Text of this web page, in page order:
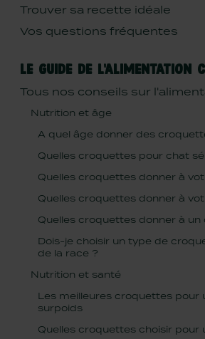
Trouver sa recette idéale
Vos questions fréquentes
LE GUIDE DE L'ALIMENTATION
Tous nos conseils sur
Nutrition et âge
A quel âge donner des
Quelles croquettes pour chat
Quelles croquettes donner à
Quelles croquettes donner à
Quelles croquettes donner à un
Dois-je choisir un type de
de la race ?
Nutrition et santé
Les meilleures croquettes pour
surpoids
Quelles croquettes choisir pour